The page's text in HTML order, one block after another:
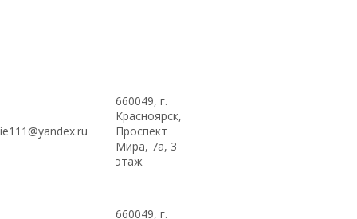
660049, г.
Красноярск,
Проспект
Мира, 7а, 3
этаж
660049, г.